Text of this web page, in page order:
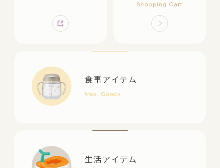
食事アイテム
生活アイテム